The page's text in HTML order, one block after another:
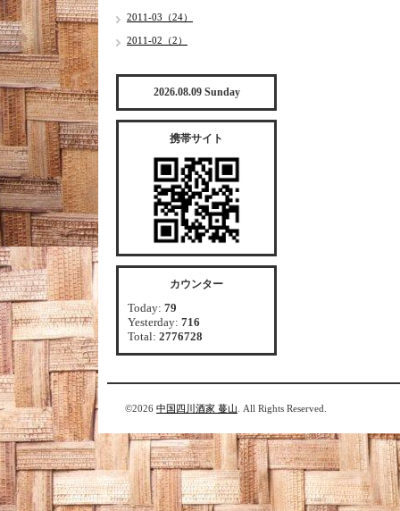
2011-03（24）
2011-02（2）
2026.08.09 Sunday
携帯サイト
カウンター
Today: 79
Yesterday: 716
Total: 2776728
©2026 中国四川酒家 蔓山 . All Rights Reserved.